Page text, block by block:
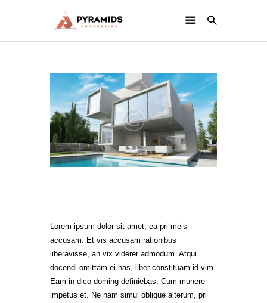
PYRAMIDS PROPERTIES
CONTACT US
Lorem ipsum dolor sit amet, ea pri meis
accusam. Et vis accusam rationibus
liberavisse, an vix viderer admodum. Atqui
docendi omittam ei has, liber constituam id vim.
Eam in dico doming definiebas. Cum munere
impetus et. Ne nam simul oblique alterum, pri